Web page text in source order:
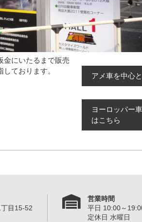
金にいたるまで販売
ております。
アメ車を中心
ヨーロッパー
はこちら
目15-52
営業時間
平日 10:00～
定休日 水曜日